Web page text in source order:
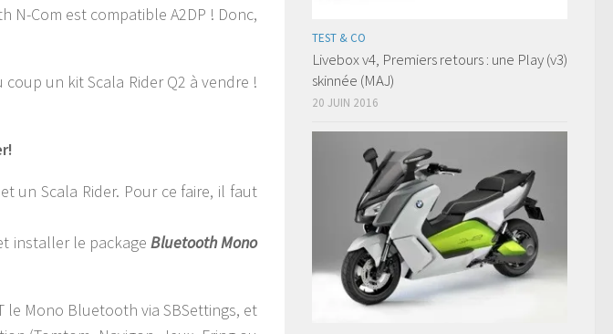
N-Com est compatible A2DP ! Donc,
un kit Scala Rider Q2 à vendre !
un Scala Rider. Pour ce faire, il faut
installer le package Bluetooth Mono
le Mono Bluetooth via SBSettings, et
TEST & CO
Livebox v4, Premiers retours : une Play (v3)
skinnée (MAJ)
20 JUIN 2016